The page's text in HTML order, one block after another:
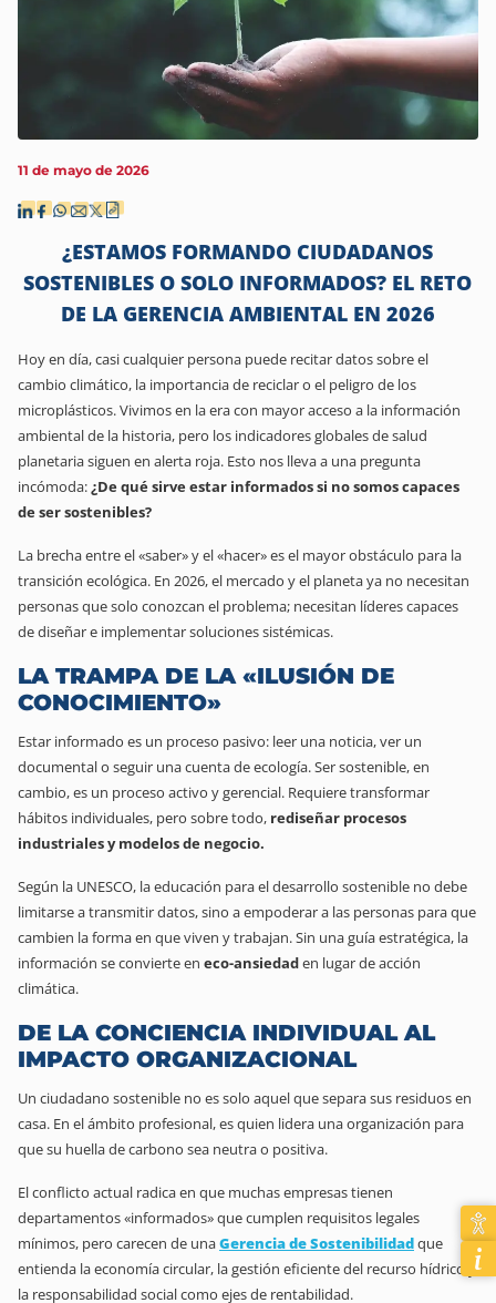
11 de mayo de 2026
¿ESTAMOS FORMANDO CIUDADANOS
SOSTENIBLES O SOLO INFORMADOS? EL RETO
DE LA GERENCIA AMBIENTAL EN 2026
Hoy en día, casi cualquier persona puede recitar datos sobre el
cambio climático, la importancia de reciclar o el peligro de los
microplásticos. Vivimos en la era con mayor acceso a la información
ambiental de la historia, pero los indicadores globales de salud
planetaria siguen en alerta roja. Esto nos lleva a una pregunta
incómoda:¿De qué sirve estar informados si no somos capaces
de ser sostenibles?
La brecha entre el «saber» y el «hacer» es el mayor obstáculo para la
transición ecológica. En 2026, el mercado y el planeta ya no necesitan
personas que solo conozcan el problema; necesitan líderes capaces
de diseñar e implementar soluciones sistémicas.
LA TRAMPA DE LA «ILUSIÓN DE
CONOCIMIENTO»
Estar informado es un proceso pasivo: leer una noticia, ver un
documental o seguir una cuenta de ecología. Ser sostenible, en
cambio, es un proceso activo y gerencial. Requiere transformar
hábitos individuales, pero sobre todo, rediseñar procesos
industriales y modelos de negocio.
Según la UNESCO, la educación para el desarrollo sostenible no debe
limitarse a transmitir datos, sino a empoderar a las personas para que
cambien la forma en que viven y trabajan. Sin una guía estratégica, la
información se convierte en eco-ansiedaden lugar de acción
climática.
DE LA CONCIENCIA INDIVIDUAL AL
IMPACTO ORGANIZACIONAL
Un ciudadano sostenible no es solo aquel que separa sus residuos en
casa. En el ámbito profesional, es quien lidera una organización para
que su huella de carbono sea neutra o positiva.
El conflicto actual radica en que muchas empresas tienen
departamentos «informados» que cumplen requisitos legales
mínimos, pero carecen de unaGerencia de Sostenibilidadque
entienda la economía circular, la gestión eficiente del recurso hídrico y
la responsabilidad social como ejes de rentabilidad.